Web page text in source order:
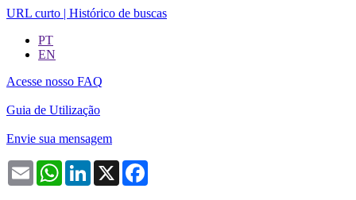
URL curto | Histórico de buscas
PT
EN
Acesse nosso FAQ
Guia de Utilização
Envie sua mensagem
Email WhatsAppLinkedIn
X